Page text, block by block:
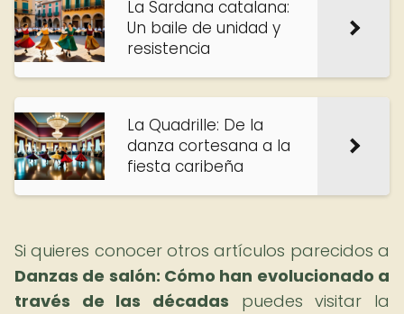
La Sardana catalana:
Un baile de unidad y
resistencia
La Quadrille: De la
danza cortesana a la
fiesta caribeña
Si quieres conocer otros artículos parecidos a
Danzas de salón: Cómo han evolucionado a
través de las décadas puedes visitar la